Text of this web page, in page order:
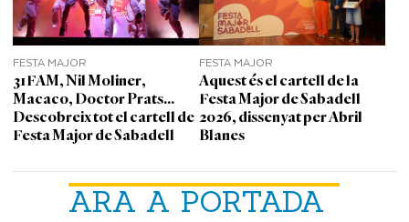
ARA A PORTADA
FESTA MAJOR
31FAM, Nil Moliner,
Macaco, Doctor Prats...
Descobreix tot el cartell de
Festa Major de Sabadell
FESTA MAJOR
Aquest és el cartell de la
Festa Major de Sabadell
2026, dissenyat per Abril
Blanes